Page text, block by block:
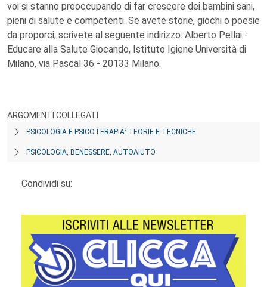
voi si stanno preoccupando di far crescere dei bambini sani,
pieni di salute e competenti. Se avete storie, giochi o poesie
da proporci, scrivete al seguente indirizzo: Alberto Pellai -
Educare alla Salute Giocando, Istituto Igiene Università di
Milano, via Pascal 36 - 20133 Milano.
ARGOMENTI COLLEGATI
PSICOLOGIA E PSICOTERAPIA: TEORIE E TECNICHE
PSICOLOGIA, BENESSERE, AUTOAIUTO
Condividi su: